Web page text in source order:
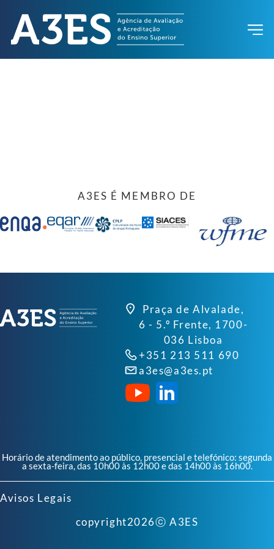
A3ES É MEMBRO DE
Praça de Alvalade,
6 - 5.º Frente, 1700-
036 Lisboa
+351 213 511 690
a3es@a3es.pt
Horário de atendimento ao público, presencial e telefónico: segunda
a sexta-feira, das 10h00 às 12h00 e das 14h00 às 16h00.
Avisos Legais
copyright2026ⓒ A3ES